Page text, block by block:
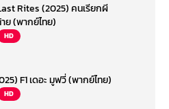
Rites (2025) คนเรียกผี
ย (พากย์ไทย)
HD
F1 เดอะ มูฟวี่ (พากย์ไทย)
HD